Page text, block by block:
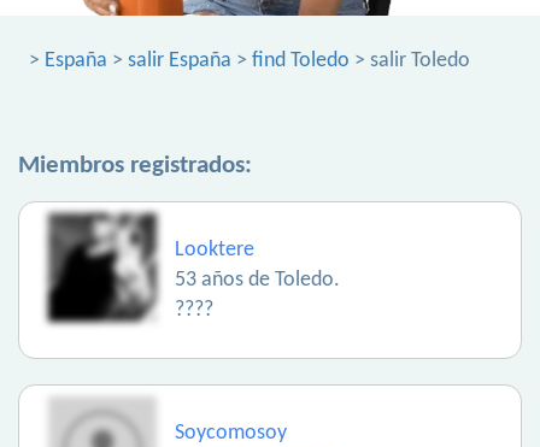
> España > salir España > find Toledo > salir Toledo
Miembros registrados:
Looktere
53 años de Toledo.
????
Soycomosoy